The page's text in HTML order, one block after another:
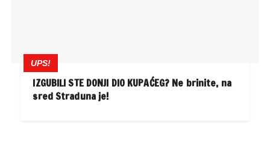
UPS!
IZGUBILI STE DONJI DIO KUPAĆEG? Ne brinite, na
sred Straduna je!